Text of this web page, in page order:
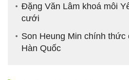
Đặng Văn Lâm khoá môi
cưới
Son Heung Min chính
Hàn Quốc